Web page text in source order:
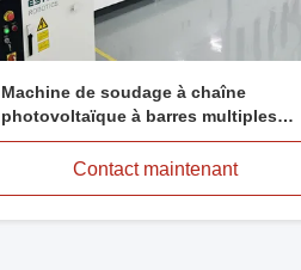
Machine de soudage à chaîne
photovoltaïque à barres multiples
pour la production de cellules
électriques de modules solaires
Contact maintenant